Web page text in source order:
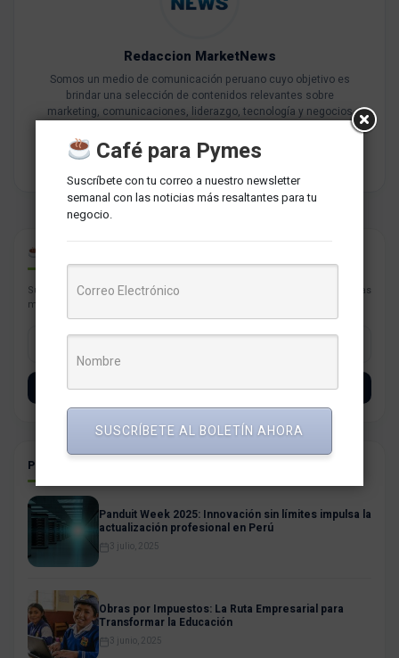
Redaccion MarketNews
Somos un medio de comunicación peruano cuyo objetivo es
brindar una selección de contenidos relevantes sobre
marketing, comunicaciones, liderazgo, tecnología y negocios
Suscríbete con tu correo a nuestro newsletter semanal con las noticias
más resaltantes para tu negocio.
SUSCRÍBETE
POSTS RELACIONADOS
Panduit Week 2025: Innovación sin límites impulsa la
actualización profesional en Perú
3 julio, 2025
Obras por Impuestos: La Ruta Empresarial para
Transformar la Educación
3 junio, 2025
Café para Pymes
Suscríbete con tu correo a nuestro newsletter
semanal con las noticias más resaltantes para tu
negocio.
SUSCRÍBETE AL BOLETÍN AHORA